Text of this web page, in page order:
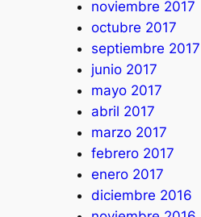
noviembre 2017
octubre 2017
septiembre 2017
junio 2017
mayo 2017
abril 2017
marzo 2017
febrero 2017
enero 2017
diciembre 2016